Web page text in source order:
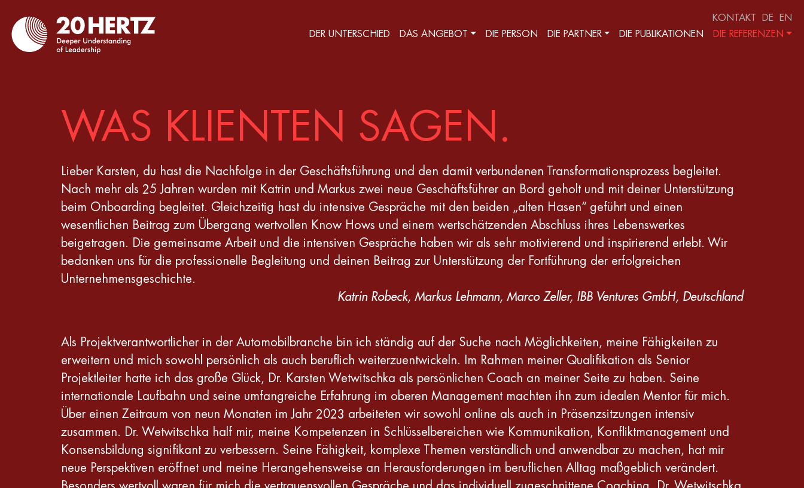
KONTAKT DE
EN
DER UNTERSCHIED
DAS ANGEBOT DIE PERSON DIE PARTNER DIE PUBLIKATIONEN DIE REFERENZEN
WAS KLIENTEN SAGEN.
Lieber Karsten, du hast die Nachfolge in der Geschäftsführung und den damit verbundenen Transformationsprozess begleitet.
Nach mehr als 25 Jahren wurden mit Katrin und Markus zwei neue Geschäftsführer an Bord geholt und mit deiner Unterstützung
beim Onboarding begleitet. Gleichzeitig hast du intensive Gespräche mit den beiden „alten Hasen“ geführt und einen
wesentlichen Beitrag zum Übergang wertvollen Know Hows und einem wertschätzenden Abschluss ihres Lebenswerkes
beigetragen. Die gemeinsame Arbeit und die intensiven Gespräche haben wir als sehr motivierend und inspirierend erlebt. Wir
bedanken uns für die professionelle Begleitung und deinen Beitrag zur Unterstützung der Fortführung der erfolgreichen
Unternehmensgeschichte.
Katrin Robeck, Markus Lehmann, Marco Zeller, IBB Ventures GmbH, Deutschland
Als Projektverantwortlicher in der Automobilbranche bin ich ständig auf der Suche nach Möglichkeiten, meine Fähigkeiten zu
erweitern und mich sowohl persönlich als auch beruflich weiterzuentwickeln. Im Rahmen meiner Qualifikation als Senior
Projektleiter hatte ich das große Glück, Dr. Karsten Wetwitschka als persönlichen Coach an meiner Seite zu haben. Seine
internationale Laufbahn und seine umfangreiche Erfahrung im oberen Management machten ihn zum idealen Mentor für mich.
Über einen Zeitraum von neun Monaten im Jahr 2023 arbeiteten wir sowohl online als auch in Präsenzsitzungen intensiv
zusammen. Dr. Wetwitschka half mir, meine Kompetenzen in Schlüsselbereichen wie Kommunikation, Konfliktmanagement und
Konsensbildung signifikant zu verbessern. Seine Fähigkeit, komplexe Themen verständlich und anwendbar zu machen, hat mir
neue Perspektiven eröffnet und meine Herangehensweise an Herausforderungen im beruflichen Alltag maßgeblich verändert.
Besonders wertvoll waren für mich die vertrauensvollen Gespräche und das individuell zugeschnittene Coaching. Dr. Wetwitschka